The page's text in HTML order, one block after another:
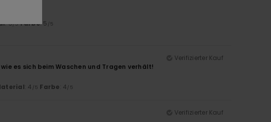
: 5/5 Farbe: 5 /5
Verifizierter Kauf
es sich beim Waschen und Tragen verhält!
: 4 /5 Farbe: 4/5
Verifizierter Kauf